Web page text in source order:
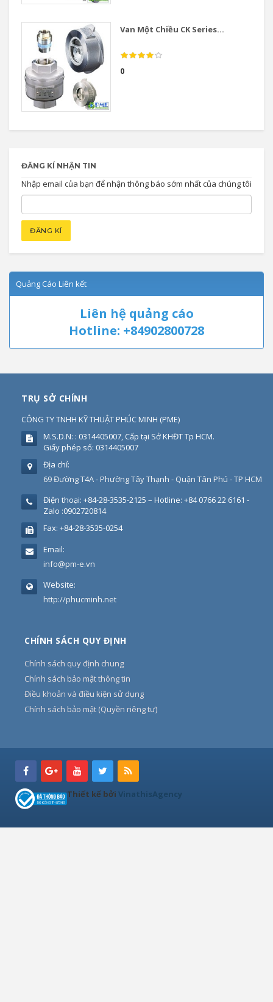
Van Một Chiều CK Series...
0
ĐĂNG KÍ NHẬN TIN
Nhập email của bạn để nhận thông báo sớm nhất của chúng tôi
Quảng Cáo Liên kết
Liên hệ quảng cáo
Hotline: +84902800728
TRỤ SỞ CHÍNH
CÔNG TY TNHH KỸ THUẬT PHÚC MINH (PME)
M.S.D.N: : 0314405007, Cấp tại Sở KHĐT Tp HCM.
Giấy phép số: 0314405007
Địa chỉ:
69 Đường T4A - Phường Tây Thạnh - Quận Tân Phú - TP HCM
Điện thoại: +84-28-3535-2125 – Hotline: +84 0766 22 6161 -
Zalo :0902720814
Fax: +84-28-3535-0254
Email:
info@pm-e.vn
Website:
http://phucminh.net
CHÍNH SÁCH QUY ĐỊNH
Chính sách quy định chung
Chính sách bảo mật thông tin
Điều khoản và điều kiện sử dụng
Chính sách bảo mật (Quyền riêng tư)
Thiết kế bởi VinathisAgency